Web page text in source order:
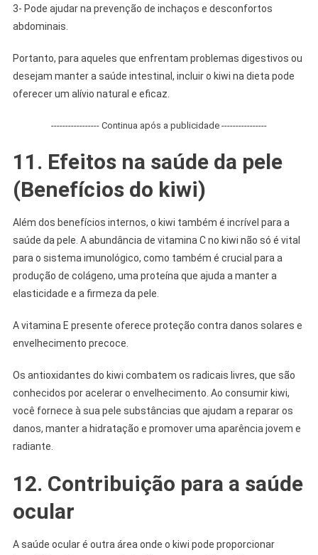
3- Pode ajudar na prevenção de inchaços e desconfortos
abdominais.
Portanto, para aqueles que enfrentam problemas digestivos ou
desejam manter a saúde intestinal, incluir o kiwi na dieta pode
oferecer um alívio natural e eficaz.
----------------- Continua após a publicidade ----------------
11. Efeitos na saúde da pele
(Benefícios do kiwi)
Além dos benefícios internos, o kiwi também é incrível para a
saúde da pele. A abundância de vitamina C no kiwi não só é vital
para o sistema imunológico, como também é crucial para a
produção de colágeno, uma proteína que ajuda a manter a
elasticidade e a firmeza da pele.
A vitamina E presente oferece proteção contra danos solares e
envelhecimento precoce.
Os antioxidantes do kiwi combatem os radicais livres, que são
conhecidos por acelerar o envelhecimento. Ao consumir kiwi,
você fornece à sua pele substâncias que ajudam a reparar os
danos, manter a hidratação e promover uma aparência jovem e
radiante.
12. Contribuição para a saúde
ocular
A saúde ocular é outra área onde o kiwi pode proporcionar